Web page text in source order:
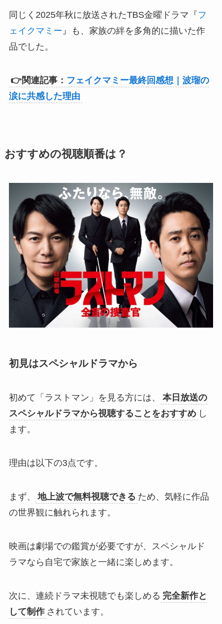
同じく2025年秋に放送されたTBS金曜ドラマ『 フ
ェイクマミー 』も、家族の絆を多角的に描いた作
品でした。
👉関連記事： フェイクマミー最終回感想｜波瑠の
涙に共感した理由
おすすめの視聴順番は？
初見はスペシャルドラマから
初めて「ラストマン」を見る方には、
本日放送の
スペシャルドラマから視聴することをおすすめ し
ます。
理由は以下の3点です。
まず、 地上波で無料視聴できる ため、気軽に作品
の世界観に触れられます。
映画は劇場での鑑賞が必要ですが、スペシャルド
ラマなら自宅で家族と一緒に楽しめます。
次に、連続ドラマ未視聴でも楽しめる 完全新作と
して制作 されています。